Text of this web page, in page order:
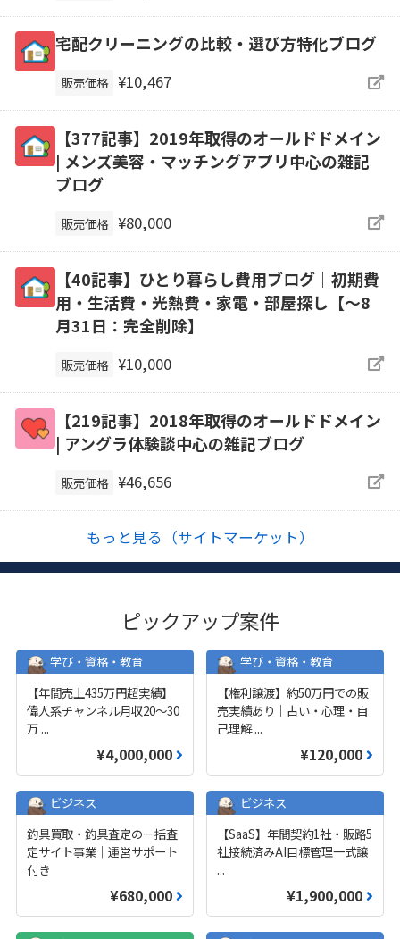
宅配クリーニングの比較・選び方特化ブログ
販売価格 ¥10,467
【377記事】2019年取得のオールドドメイン
| メンズ美容・マッチングアプリ中心の雑記
ブログ
販売価格 ¥80,000
【40記事】ひとり暮らし費用ブログ｜初期費
用・生活費・光熱費・家電・部屋探し【～8
月31日：完全削除】
販売価格 ¥10,000
【219記事】2018年取得のオールドドメイン
| アングラ体験談中心の雑記ブログ
販売価格 ¥46,656
もっと見る（サイトマーケット）
ピックアップ案件
学び・資格・教育
【年間売上435万円超実績】
偉人系チャンネル月収20～30
万 ...
¥4,000,000
学び・資格・教育
【権利譲渡】約50万円での販
売実績あり｜占い・心理・自
己理解...
¥120,000
ビジネス
釣具買取・釣具査定の一括査
定サイト事業｜運営サポート
付き
¥680,000
ビジネス
【SaaS】年間契約1社・販路5
社接続済みAI目標管理一式譲
...
¥1,900,000